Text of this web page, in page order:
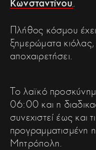
Κωνσταντίνου.
Πλήθος κόσμου
ξημερώματα
αποχαιρετήσει.
Το λαϊκό
06:00 και η
συνεχιστεί έως και
προγραμματισμένη
Μητρόπολη.